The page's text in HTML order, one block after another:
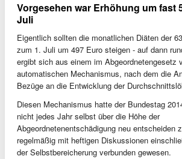
Vorgesehen war Erhöhung um fast
Juli
Eigentlich sollten die monatlichen Diäten der
zum 1. Juli um 497 Euro steigen - auf dann
ergibt sich aus einem im Abgeordnetengesetz
automatischen Mechanismus, nach dem die
Bezüge an die Entwicklung der
Diesen Mechanismus hatte der Bundestag
nicht jedes Jahr selbst über die Höhe der
Abgeordnetenentschädigung neu entscheiden
regelmäßig mit heftigen Diskussionen
der Selbstbereicherung verbunden gewesen.